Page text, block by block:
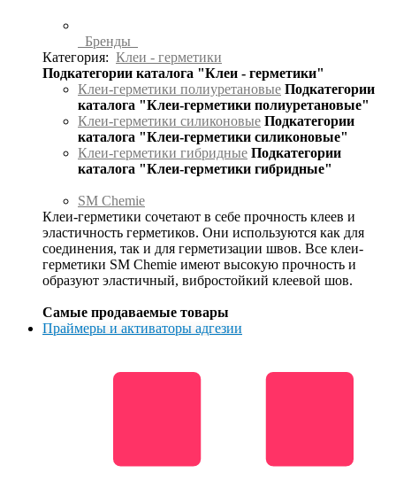
Бренды
Категория: Клеи - герметики
Подкатегории каталога "Клеи - герметики"
Клеи-герметики полиуретановые Подкатегории
каталога "Клеи-герметики полиуретановые"
Клеи-герметики силиконовые Подкатегории
каталога "Клеи-герметики силиконовые"
Клеи-герметики гибридные Подкатегории
каталога "Клеи-герметики гибридные"
SM Chemie
Клеи-герметики сочетают в себе прочность клеев и
эластичность герметиков. Они используются как для
соединения, так и для герметизации швов. Все клеи-
герметики SM Chemie имеют высокую прочность и
образуют эластичный, вибростойкий клеевой шов.
Самые продаваемые товары
Праймеры и активаторы адгезии